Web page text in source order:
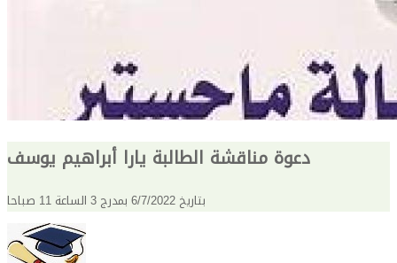
دعوة مناقشة الطالبة يارا أبراهيم يوسف
بتاريخ 6/7/2022 بمدرج 3 الساعة 11 صباحا